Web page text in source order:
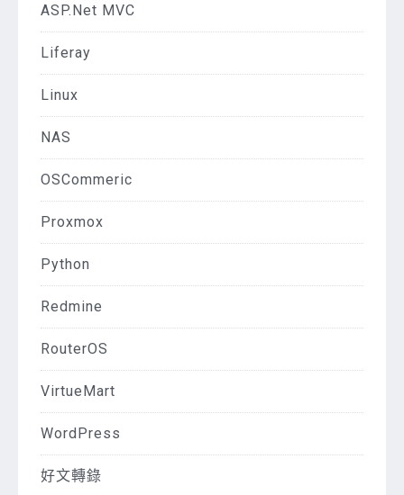
ASP.Net MVC
Liferay
Linux
NAS
OSCommeric
Proxmox
Python
Redmine
RouterOS
VirtueMart
WordPress
好文轉錄